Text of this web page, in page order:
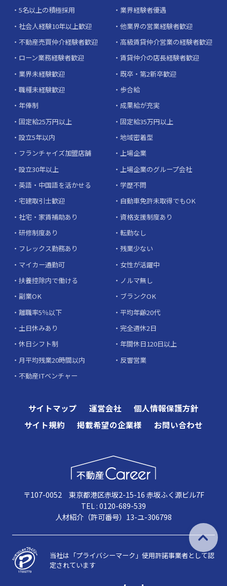
5名以上の積極採用
業界経験者優遇
社会人経験10年以上歓迎
他業界の営業経験者歓迎
不動産売買仲介経験者歓迎
高級賃貸仲介営業の経験者歓迎
ローン業務経験者歓迎
賃貸仲介の店長経験者歓迎
業界未経験歓迎
既卒・第2新卒歓迎
職種未経験歓迎
歩合給
年俸制
成果給が充実
固定給25万円以上
固定給35万円以上
設立5年以内
地域密着型
フランチャイズ加盟店舗
上場企業
設立30年以上
上場企業のグループ会社
英語・中国語を活かせる
学歴不問
宅建取引士歓迎
自動車免許未取得でもOK
社宅・家賃補助あり
資格支援制度あり
研修制度あり
転勤なし
フレックス勤務あり
残業少ない
マイカー通勤可
女性が活躍中
扶養控除内で働ける
ノルマ無し
副業OK
ブランクOK
離職率5％以下
平均年齢20代
土日休みあり
完全週休2日
休日シフト制
年間休日120日以上
月平均残業20時間以内
反響営業
不動産ITベンチャー
サイトマップ 運営会社
個人情報保護方針
サイト規約
掲載希望の企業様 お問い合わせ
〒107-0052 東京都港区赤坂2-15-16 赤坂ふく源ビル7F
TEL : 0120-689-539
人材紹介（許可番号）13-ユ-306798
当社は「プライバシーマーク」使用許諾事業者として認
定されています